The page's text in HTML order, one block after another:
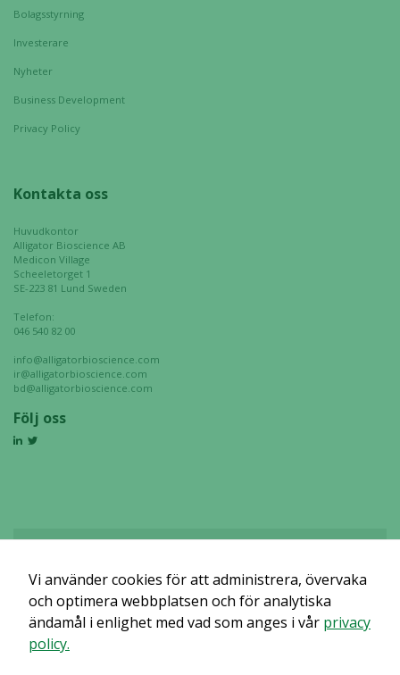
Bolagsstyrning
Investerare
Nyheter
Business Development
Privacy Policy
Kontakta oss
Huvudkontor
Alligator Bioscience AB
Medicon Village
Scheeletorget 1
SE-223 81 Lund Sweden
Telefon:
046 540 82 00
info@alligatorbioscience.com
ir@alligatorbioscience.com
bd@alligatorbioscience.com
Följ oss
Det verkar som om dina inställningar hindrar dig från att se detta
avstängt.
Vi använder cookies för att administrera, övervaka
och optimera webbplatsen och för analytiska
ändamål i enlighet med vad som anges i vår privacy
policy.